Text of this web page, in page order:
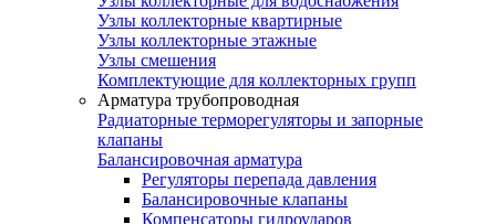
Узлы коллекторные квартирные
Узлы коллекторные этажные
Узлы смешения
Комплектующие для коллекторных групп
Арматура трубопроводная
Радиаторные терморегуляторы и запорные
клапаны
Балансировочная арматура
Регуляторы перепада давления
Балансировочные клапаны
Компенсаторы гидроударов